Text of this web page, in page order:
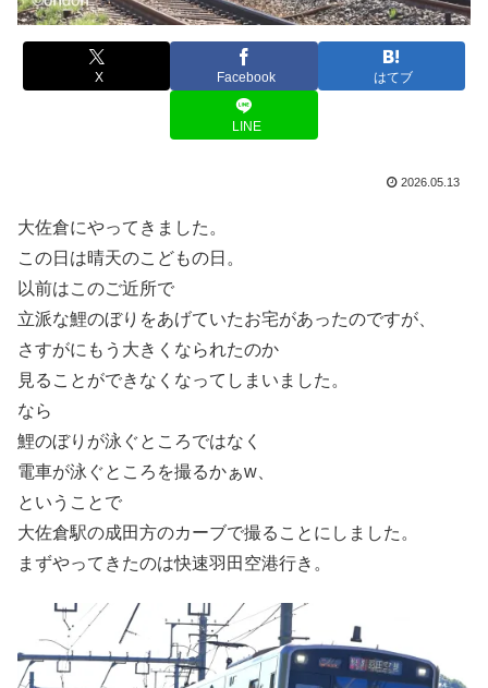
X Facebook はてブ
LINE
2026.05.13
大佐倉にやってきました。
この日は晴天のこどもの日。
以前はこのご近所で
立派な鯉のぼりをあげていたお宅があったのですが、
さすがにもう大きくなられたのか
見ることができなくなってしまいました。
なら
鯉のぼりが泳ぐところではなく
電車が泳ぐところを撮るかぁw、
ということで
大佐倉駅の成田方のカーブで撮ることにしました。
まずやってきたのは快速羽田空港行き。